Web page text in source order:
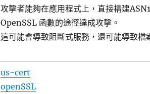
攻擊者能夠在應用程式上，直接構建
OpenSSL 函數的途徑達成攻擊。
這可能會導致阻斷式服務，還可能導致檔
us-cert
openSSL